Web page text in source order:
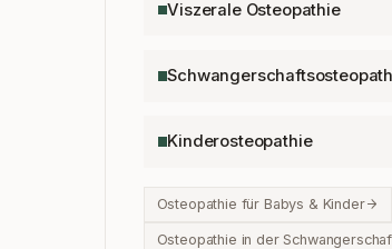
Viszerale Osteopathie
Kinderosteopathie
Osteopathie für Babys & Kinder
Osteopathie in der